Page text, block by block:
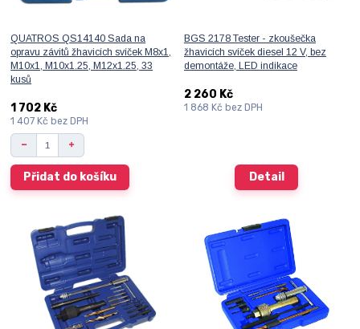
QUATROS QS14140 Sada na
opravu závitů žhavicích svíček M8x1,
M10x1, M10x1.25, M12x1.25, 33
kusů
1 702 Kč
1 407 Kčbez DPH
Přidat do košíku
BGS 2178 Tester - zkoušečka
žhavicích svíček diesel 12 V, bez
demontáže, LED indikace
2 260 Kč
1 868 Kč bez DPH
Detail